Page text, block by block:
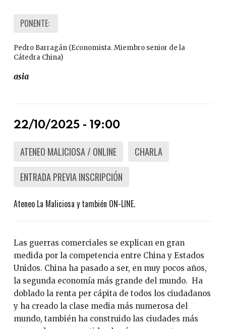
PONENTE:
Pedro Barragán (Economista. Miembro senior de la
Cátedra China)
asia
22/10/2025 - 19:00
ATENEO MALICIOSA / ONLINE
CHARLA
ENTRADA PREVIA INSCRIPCIÓN
Ateneo La Maliciosa y también ON-LINE.
Las guerras comerciales se explican en gran
medida por la competencia entre China y Estados
Unidos. China ha pasado a ser, en muy pocos años,
la segunda economía más grande del mundo. Ha
doblado la renta per cápita de todos los ciudadanos
y ha creado la clase media más numerosa del
mundo, también ha construido las ciudades más